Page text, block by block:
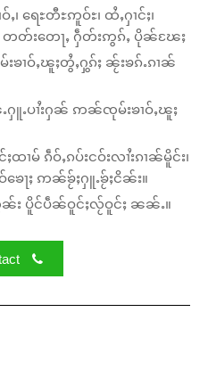
ရေႊတီႊဢူဝ်ႊ၊ ထႆႇႁၢင်ႈ၊
တတ်းတေႃႇ ႁဵတ်းဢွၵ်ႇ ပိုၼ်ၽႄႈ
ၢဝ်ႇၽူႈတွႆႇႁွၵ်ႈ ၼႂ်းၶၵ်ႉၵၢၼ်
ႁူႉပၢႆးႁၼ် ဢၼ်ၸုမ်းၶၢဝ်ႇၽူႈ
ၢမ် ၵဵဝ်ႇၵပ်းငဝ်းလၢႆးၵၢၼ်မိူင်း၊
ၶေႃႈ ဢၼ်ၶႂ်ႈႁူႉၶႂ်ႈငိၼ်း။
ၼ်း ပိူင်ပဵၼ်ဝူင်ႈလႂ်ဝူင်ႈ ၼၼ်ႉ။